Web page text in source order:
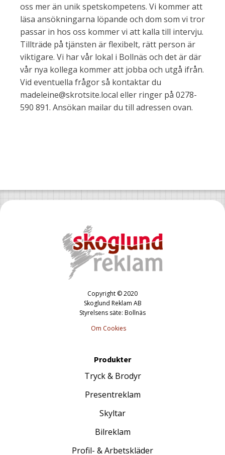
oss mer än unik spetskompetens. Vi kommer att
läsa ansökningarna löpande och dom som vi tror
passar in hos oss kommer vi att kalla till intervju.
Tillträde på tjänsten är flexibelt, rätt person är
viktigare. Vi har vår lokal i Bollnäs och det är där
vår nya kollega kommer att jobba och utgå ifrån.
Vid eventuella frågor så kontaktar du
madeleine@skrotsite.local eller ringer på 0278-
590 891. Ansökan mailar du till adressen ovan.
Copyright © 2020
Skoglund Reklam AB
Styrelsens säte: Bollnäs
Om Cookies
Produkter
Tryck & Brodyr
Presentreklam
Skyltar
Bilreklam
Profil- & Arbetskläder